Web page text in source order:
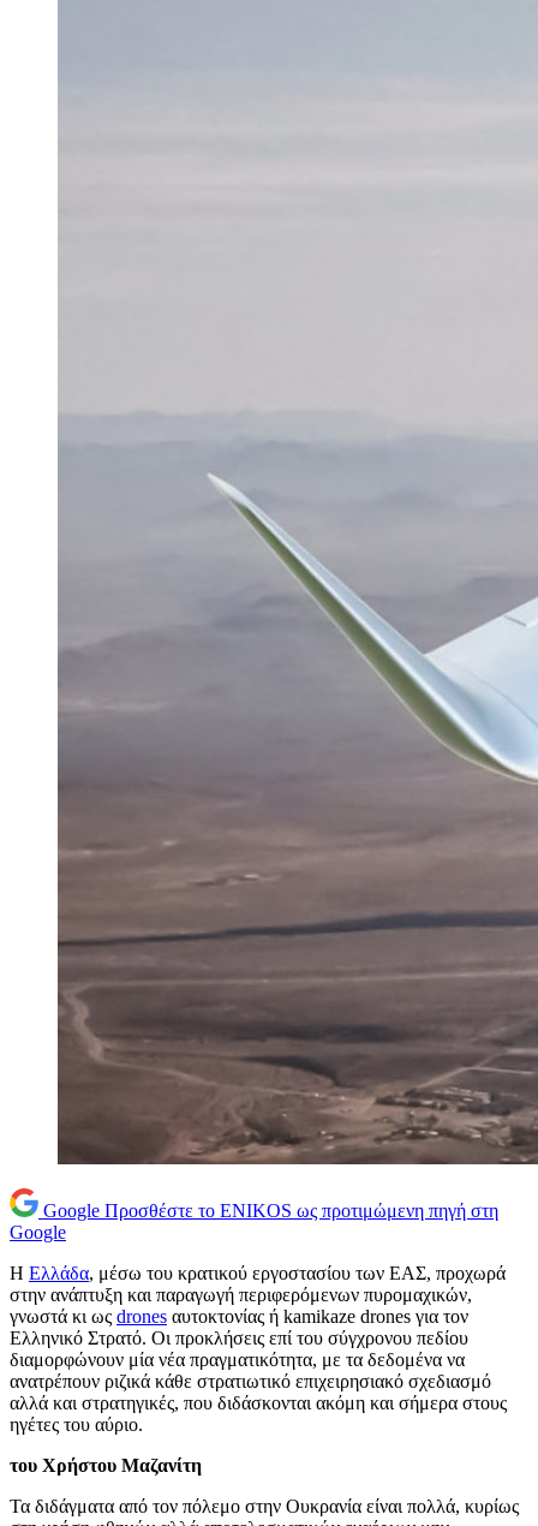
Google Προσθέστε το ENIKOS ως προτιμώμενη πηγή στη
Google
Η Ελλάδα, μέσω του κρατικού εργοστασίου των ΕΑΣ, προχωρά
στην ανάπτυξη και παραγωγή περιφερόμενων πυρομαχικών,
γνωστά κι ως drones αυτοκτονίας ή kamikaze drones για τον
Ελληνικό Στρατό. Οι προκλήσεις επί του σύγχρονου πεδίου
διαμορφώνουν μία νέα πραγματικότητα, με τα δεδομένα να
ανατρέπουν ριζικά κάθε στρατιωτικό επιχειρησιακό σχεδιασμό
αλλά και στρατηγικές, που διδάσκονται ακόμη και σήμερα στους
ηγέτες του αύριο.
του Χρήστου Μαζανίτη
Τα διδάγματα από τον πόλεμο στην Ουκρανία είναι πολλά, κυρίως